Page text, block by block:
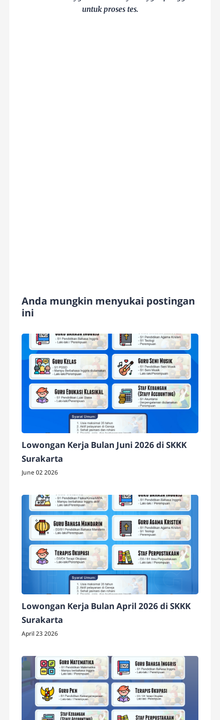
untuk proses tes.
Anda mungkin menyukai postingan
ini
Lowongan Kerja Bulan Juni 2026 di SKKK
Surakarta
June 02 2026
Lowongan Kerja Bulan April 2026 di SKKK
Surakarta
April 23 2026